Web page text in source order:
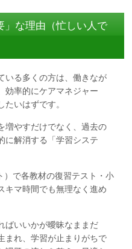
」な理由（忙しい人で
いる多くの方は、働きなが
効率的にケアマネジャー
たいはずです。
増やすだけでなく、過去の
に解消する「学習システ
）で各教材の復習テスト・小
キマ時間でも無理なく進め
ばいいかが曖昧なままだ
まれ、学習が止まりがちで